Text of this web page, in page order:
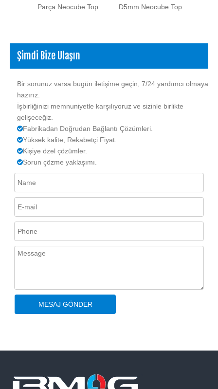
Parça Neocube Top
D5mm Neocube Top
Şimdi Bize Ulaşın
Bir sorunuz varsa bugün iletişime geçin, 7/24 yardımcı olmaya
hazırız.
İşbirliğinizi memnuniyetle karşılıyoruz ve sizinle birlikte
gelişeceğiz.
Fabrikadan Doğrudan Bağlantı Çözümleri.
Yüksek kalite, Rekabetçi Fiyat.
Kişiye özel çözümler.
Sorun çözme yaklaşımı.
MESAJ GÖNDER